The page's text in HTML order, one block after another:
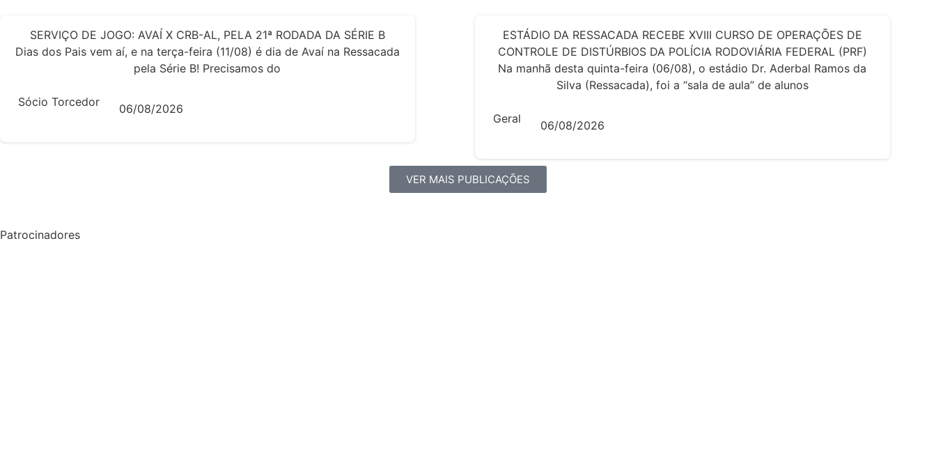
SERVIÇO DE JOGO: AVAÍ X CRB-AL, PELA 21ª RODADA DA SÉRIE B
Dias dos Pais vem aí, e na terça-feira (11/08) é dia de Avaí na Ressacada
pela Série B! Precisamos do
Sócio Torcedor 06/08/2026
ESTÁDIO DA RESSACADA RECEBE XVIII CURSO DE OPERAÇÕES DE
CONTROLE DE DISTÚRBIOS DA POLÍCIA RODOVIÁRIA FEDERAL (PRF)
Na manhã desta quinta-feira (06/08), o estádio Dr. Aderbal Ramos da
Silva (Ressacada), foi a “sala de aula” de alunos
Geral 06/08/2026
VER MAIS PUBLICAÇÕES
Patrocinadores